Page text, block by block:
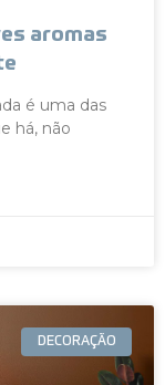
aromas
é uma das
há, não
DECORAÇÃO